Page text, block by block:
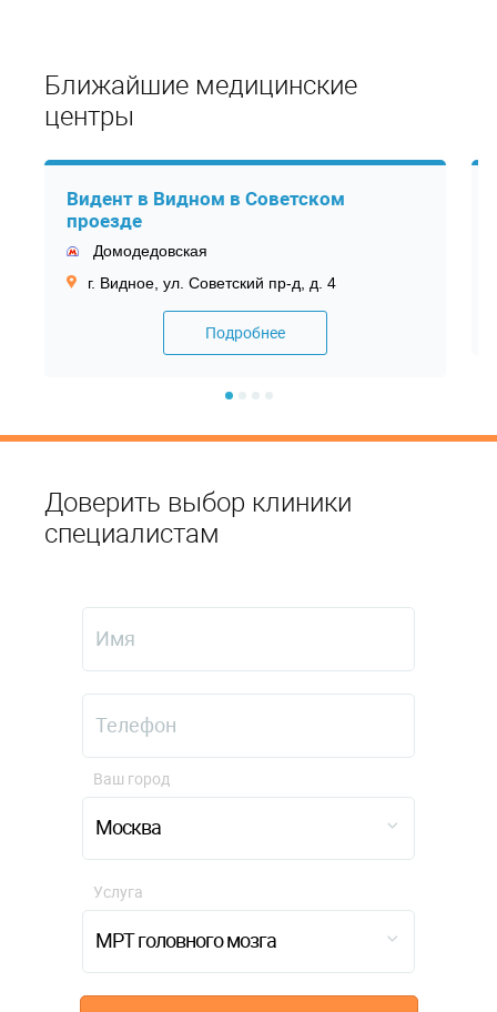
Ближайшие медицинские
центры
Видент в Видном в Советском
проезде
Домодедовская
г. Видное, ул. Советский пр-д, д. 4
Подробнее
Доверить выбор клиники
специалистам
Москва
Ваш город
МРТ головного мозга
Услуга